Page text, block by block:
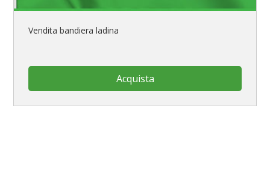
Vendita bandiera ladina
Acquista